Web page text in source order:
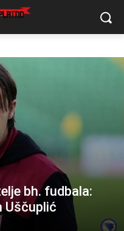
bh. fudbala:
Uščuplić